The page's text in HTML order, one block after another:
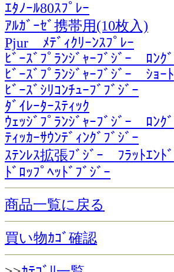
ｴﾀﾉｰﾙ80ｽﾌﾟﾚｰ
ｱﾙｶﾞｰｾﾞ携帯用(10枚入)
Pjur ﾒﾃﾞｨｸﾘｰﾝｽﾌﾟﾚｰ
ﾋﾞｰｽﾞﾌﾟﾗﾝｼﾞｬｰﾌﾞｼﾞｰ ﾛﾝｸﾞ
ﾋﾞｰｽﾞﾌﾟﾗﾝｼﾞｬｰﾌﾞｼﾞｰ ｼｮｰﾄ
ﾋﾞｰｽﾞｼﾘｺﾝﾁｭｰﾌﾞﾌﾞｼﾞｰ
ﾀﾞｲﾚｰﾀｰｽﾃｨｯｸ
ｳｪｯｼﾞﾌﾟﾗﾝｼﾞｬｰﾌﾞｼﾞｰ ﾛﾝｸﾞ
ﾃｨｯｶｰｻｳﾝﾃﾞｨﾝｸﾞﾌﾞｼﾞｰ
ｽﾃﾝﾚｽ拡張ﾌﾞｼﾞｰ ﾌﾗｯﾄｴﾝﾄﾞ
ﾄﾞﾛｯﾌﾟﾍｯﾄﾞﾌﾞｼﾞｰ
商品一覧に戻る
買い物ｶｺﾞ確認